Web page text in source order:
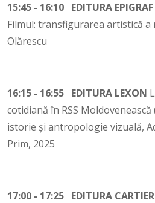
15:45 - 16:10 EDITURA EPIGRAF
Filmul: transfigurarea artistică
Olărescu
16:15 - 16:55 EDITURA LEXON
cotidiană în RSS Moldovenească
istorie și antropologie vizuală,
Prim, 2025
17:00 - 17:25 EDITURA CARTIER